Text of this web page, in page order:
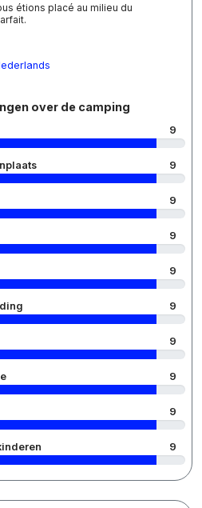
étions placé au milieu du
over de camping
9
9
9
9
9
9
9
9
9
9